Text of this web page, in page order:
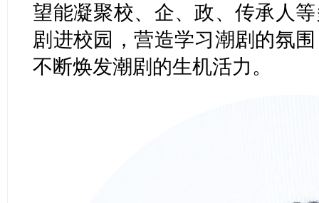
望能凝聚校、企、政、传承人
剧进校园，营造学习潮剧的氛
不断焕发潮剧的生机活力。